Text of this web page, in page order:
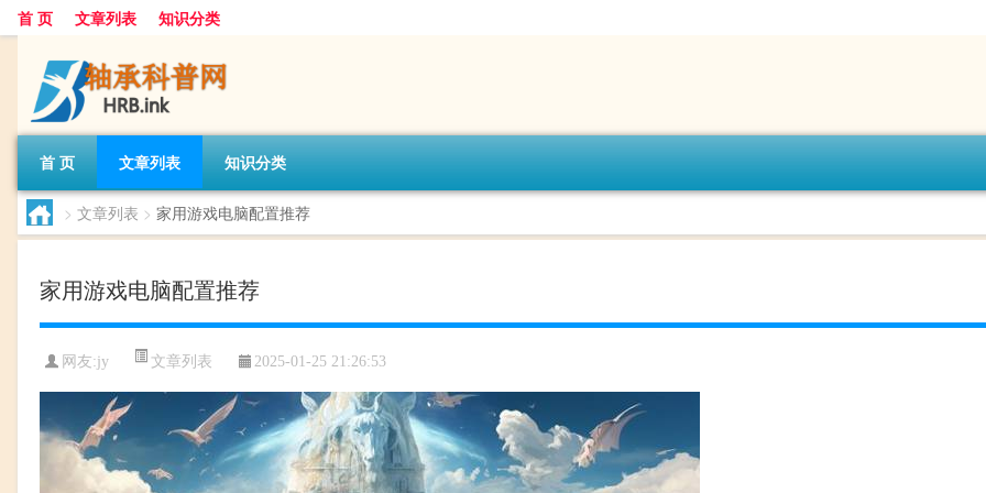
首 页 文章列表 知识分类
首 页 文章列表 知识分类
> 文章列表 > 家用游戏电脑配置推荐
家用游戏电脑配置推荐
网友:jy 文章列表 2025-01-25 21:26:53